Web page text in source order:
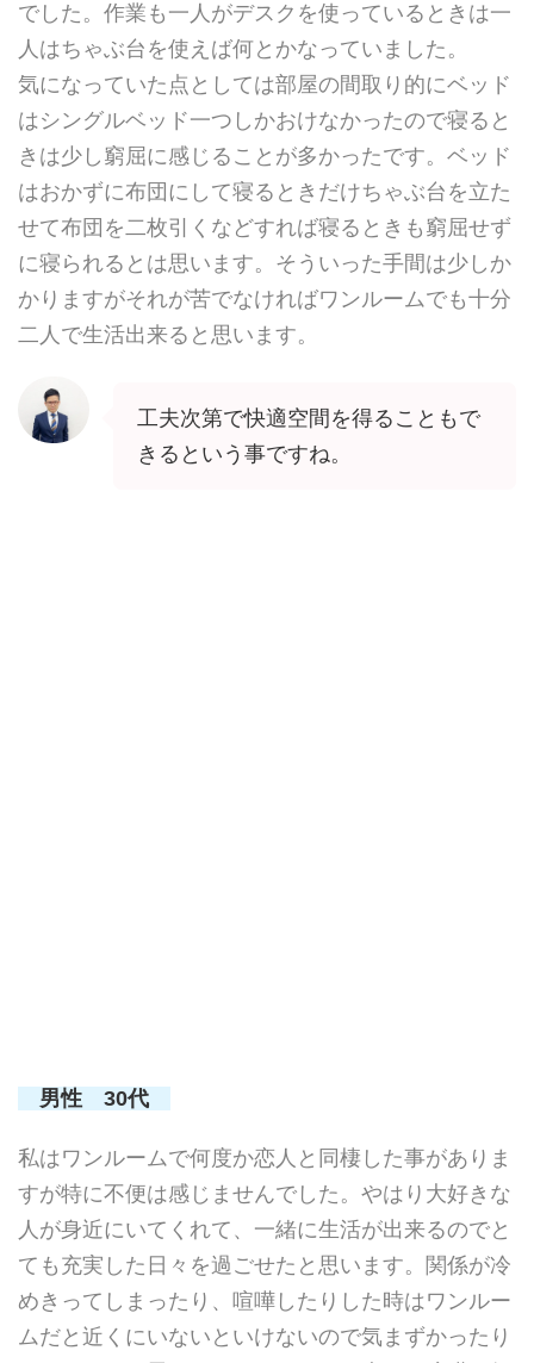
でした。作業も一人がデスクを使っているときは一
人はちゃぶ台を使えば何とかなっていました。
気になっていた点としては部屋の間取り的にベッド
はシングルベッド一つしかおけなかったので寝ると
きは少し窮屈に感じることが多かったです。ベッド
はおかずに布団にして寝るときだけちゃぶ台を立た
せて布団を二枚引くなどすれば寝るときも窮屈せず
に寝られるとは思います。そういった手間は少しか
かりますがそれが苦でなければワンルームでも十分
二人で生活出来ると思います。
工夫次第で快適空間を得ることもで
きるという事ですね。
男性 30代
私はワンルームで何度か恋人と同棲した事がありま
すが特に不便は感じませんでした。やはり大好きな
人が身近にいてくれて、一緒に生活が出来るのでと
ても充実した日々を過ごせたと思います。関係が冷
めきってしまったり、喧嘩したりした時はワンルー
ムだと近くにいないといけないので気まずかったり